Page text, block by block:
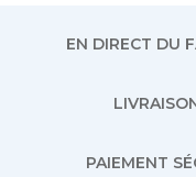
EN DIRECT DU
PAIEMENT